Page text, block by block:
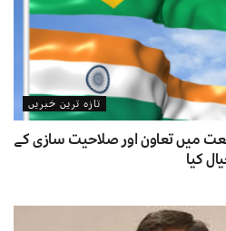
تازہ ترین خبریں
میں تعاون اور صلاحیت سازی کے
کیا